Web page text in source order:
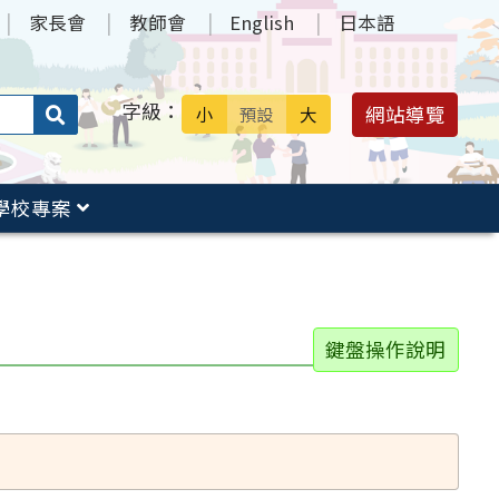
家長會 教師會 English 日本語
搜
送出 字級： 小 預設 大 網站導覽
校專案
鍵盤操作說明